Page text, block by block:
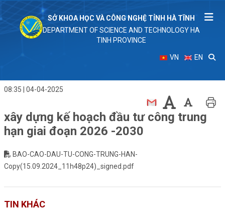
SỞ KHOA HỌC VÀ CÔNG NGHỆ TỈNH HÀ TĨNH
DEPARTMENT OF SCIENCE AND TECHNOLOGY HA
TINH PROVINCE
VN EN
08:35 | 04-04-2025
xây dựng kế hoạch đầu tư công trung
hạn giai đoạn 2026 -2030
BAO-CAO-DAU-TU-CONG-TRUNG-HAN-
Copy(15.09.2024_11h48p24)_signed.pdf
TIN KHÁC